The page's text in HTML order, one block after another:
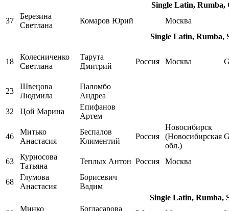
Single Latin, Rumba,
37
Березина
Светлана
Комаров Юрий
Москва
Single Latin, Rumba,
18
Колесниченко
Светлана
Тарута
Дмитрий
Россия Москва
23
Швецова
Людмила
Паломбо
Андреа
32
Цой Марина
Епифанов
Артем
46
Митько
Анастасия
Беспалов
Климентий
Россия
Новосибирск
(Новосибирская
обл.)
63
Курносова
Татьяна
Теплых Антон Россия Москва
68
Глумова
Анастасия
Борисевич
Вадим
Single Latin, Rumba,
Минко
Богдасарова